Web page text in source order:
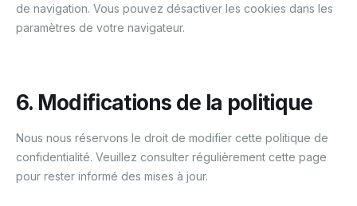
de navigation. Vous pouvez désactiver les cookies dans les
paramètres de votre navigateur.
6. Modifications de la politique
Nous nous réservons le droit de modifier cette politique de
confidentialité. Veuillez consulter régulièrement cette page
pour rester informé des mises à jour.